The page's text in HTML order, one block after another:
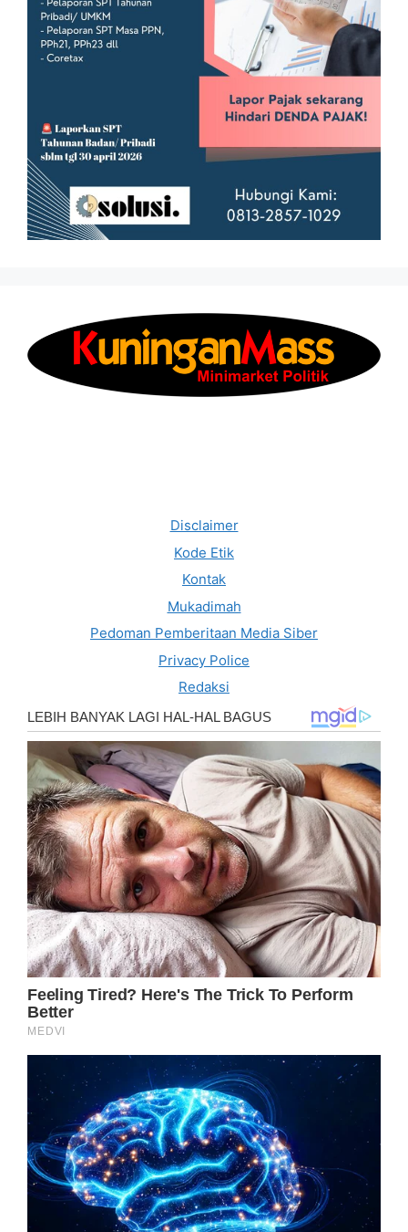
Disclaimer
Kode Etik
Kontak
Mukadimah
Pedoman Pemberitaan Media Siber
Privacy Police
Redaksi